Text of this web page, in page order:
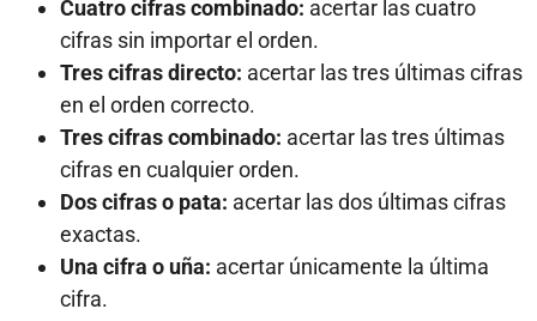
Cuatro cifras combinado: acertar las cuatro
cifras sin importar el orden.
Tres cifras directo: acertar las tres últimas cifras
en el orden correcto.
Tres cifras combinado: acertar las tres últimas
cifras en cualquier orden.
Dos cifras o pata: acertar las dos últimas cifras
exactas.
Una cifra o uña: acertar únicamente la última
cifra.